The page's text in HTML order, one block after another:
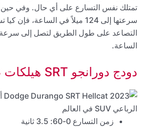
تمتلك نفس التسارع على أي حال. وفي
سرعتها إلى 124 ميلاً في الساعة،
الساعة.
دودج دورانجو SRT هيلكات 2023
زمن التسارع 0-60: 3.5 ثانية